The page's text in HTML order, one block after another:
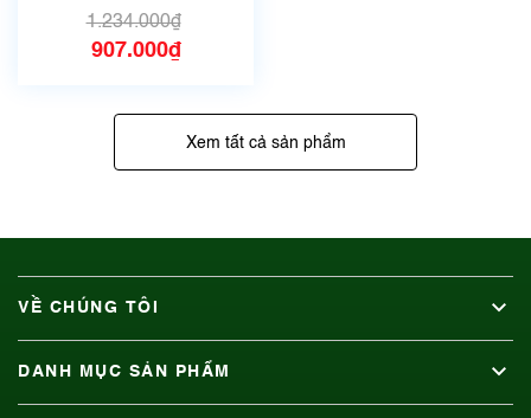
1.234.000₫
907.000₫
Xem tất cả sản phẩm
VỀ CHÚNG TÔI
DANH MỤC SẢN PHẨM